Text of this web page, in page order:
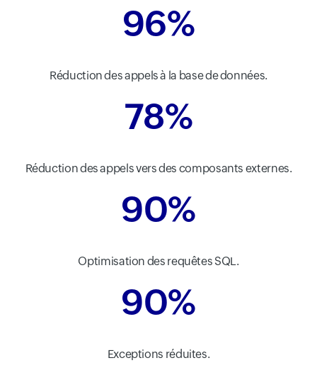
96%
Réduction des appels à la base de données.
78%
Réduction des appels vers des composants externes.
90%
Optimisation des requêtes SQL.
90%
Exceptions réduites.